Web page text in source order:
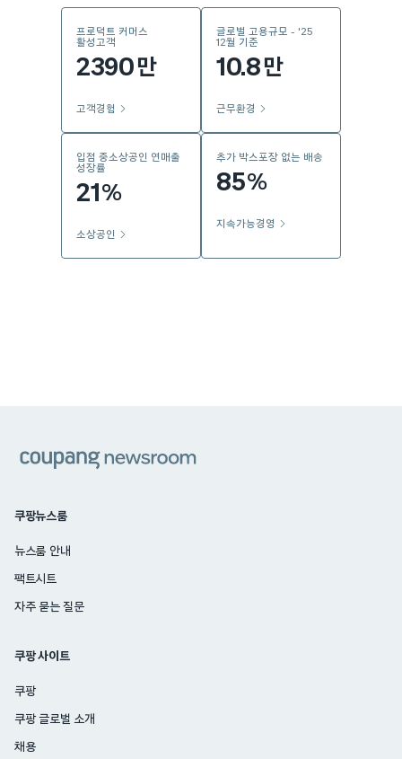
프로덕트 커머스
활성고객
2390만
고객경험
글로벌 고용규모 - '25
12월 기준
10.8만
근무환경
입점 중소상공인 연매출
성장률
21 %
소상공인
추가 박스포장 없는 배송
85%
지속가능경영
쿠팡뉴스룸
뉴스룸 안내
팩트시트
자주 묻는 질문
쿠팡 사이트
쿠팡
쿠팡 글로벌 소개
채용